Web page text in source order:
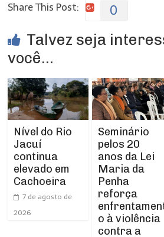
Share This Post:
0
Talvez seja
você...
Nível do Rio
Jacuí
continua
elevado em
Cachoeira
7 de agosto de
2026
Seminário
pelos 20
anos da Lei
Maria da
Penha
reforça
o à violência
contra a